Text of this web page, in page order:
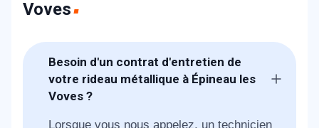
Voves
Besoin d'un contrat d'entretien de
votre rideau métallique à Épineau les
Voves ?
Lorsque vous nous appelez, un technicien